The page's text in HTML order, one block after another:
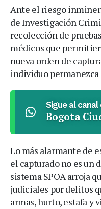
Ante el riesgo
de Investigación
recolección de
médicos que
nueva orden de
individuo permanezca
Sigue al
Bogota
Lo más alarmante de
el capturado no es
sistema SPOA arroja
judiciales por delitos
armas, hurto, estafa